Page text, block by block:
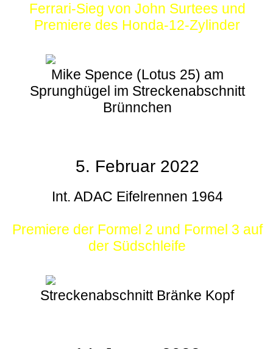
Ferrari-Sieg von John Surtees und
Premiere des Honda-12-Zylinder
Mike Spence (Lotus 25) am
Sprunghügel im Streckenabschnitt
Brünnchen
5. Februar 2022
Int. ADAC Eifelrennen 1964
Premiere der Formel 2 und Formel 3 auf
der Südschleife
Streckenabschnitt Bränke Kopf